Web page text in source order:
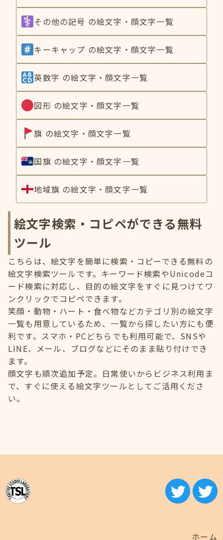
その他の記号 の絵文字・顔文字一覧
キーキャップ の絵文字・顔文字一覧
英数字 の絵文字・顔文字一覧
図形 の絵文字・顔文字一覧
旗 の絵文字・顔文字一覧
国旗 の絵文字・顔文字一覧
地域旗 の絵文字・顔文字一覧
絵文字検索・コピペができる無料
ツール
こちらは、絵文字を簡単に検索・コピーできる無料の
絵文字検索ツールです。キーワード検索やUnicodeコ
ード検索に対応し、目的の絵文字をすぐに見つけてワ
ンクリックでコピペできます。
笑顔・動物・ハート・食べ物などカテゴリ別の絵文字
一覧も用意しているため、一覧から探したい方にも便
利です。スマホ・PCどちらでも利用可能で、SNSや
LINE、メール、ブログなどにそのまま貼り付けでき
ます。
顔文字も順次追加予定。日常使いからビジネス利用ま
で、すぐに使える絵文字ツールとしてご活用くださ
い。
ホーム